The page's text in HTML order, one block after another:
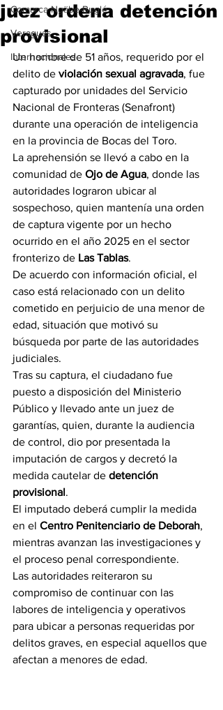
Comarca Ngäbe-Buglé
Veraguas
Internacionales
juez ordena detención
provisional
Un hombre de 51 años, requerido por el
delito de violación sexual agravada, fue
capturado por unidades del Servicio
Nacional de Fronteras (Senafront)
durante una operación de inteligencia
en la provincia de Bocas del Toro.
La aprehensión se llevó a cabo en la
comunidad de Ojo de Agua, donde las
autoridades lograron ubicar al
sospechoso, quien mantenía una orden
de captura vigente por un hecho
ocurrido en el año 2025 en el sector
fronterizo de Las Tablas.
De acuerdo con información oficial, el
caso está relacionado con un delito
cometido en perjuicio de una menor de
edad, situación que motivó su
búsqueda por parte de las autoridades
judiciales.
Tras su captura, el ciudadano fue
puesto a disposición del Ministerio
Público y llevado ante un juez de
garantías, quien, durante la audiencia
de control, dio por presentada la
imputación de cargos y decretó la
medida cautelar de detención
provisional.
El imputado deberá cumplir la medida
en el Centro Penitenciario de Deborah,
mientras avanzan las investigaciones y
el proceso penal correspondiente.
Las autoridades reiteraron su
compromiso de continuar con las
labores de inteligencia y operativos
para ubicar a personas requeridas por
delitos graves, en especial aquellos que
afectan a menores de edad.